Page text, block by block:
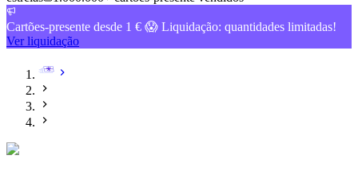
Cartões-presente desde 1 € 😱 Liquidação: quantidades limitadas!
Ver liquidação